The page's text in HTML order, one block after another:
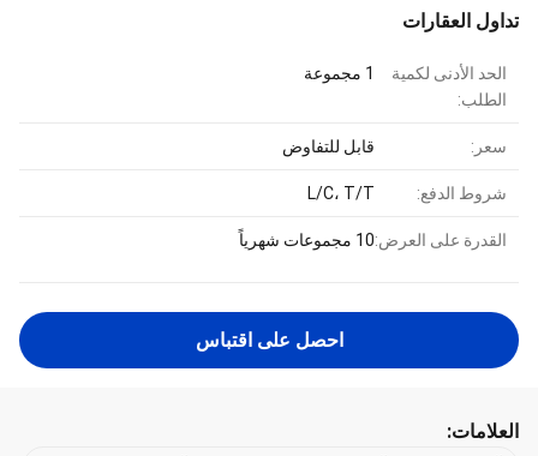
تداول العقارات
الحد الأدنى لكمية
الطلب:
1 مجموعة
سعر: قابل للتفاوض
شروط الدفع: L/C، T/T
القدرة على العرض:10 مجموعات شهرياً
احصل على اقتباس
العلامات: